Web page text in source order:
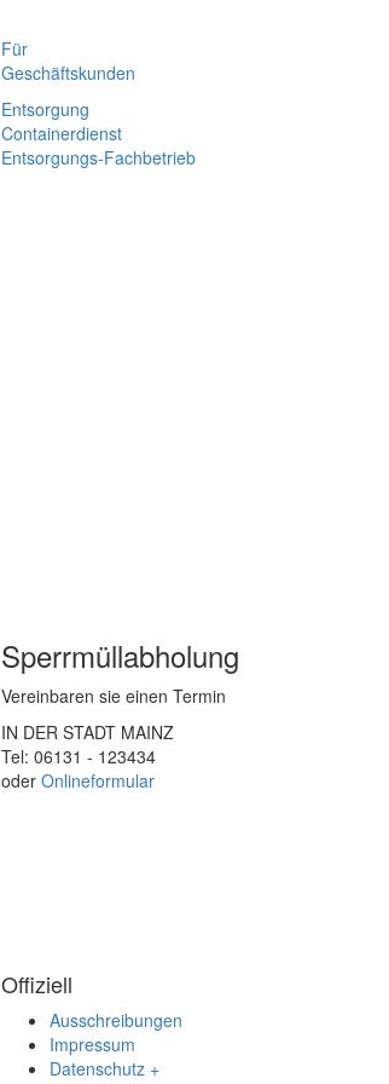
Für
Geschäfts­kunden
Entsorgung
Containerdienst
Entsorgungs-Fachbetrieb
Sperrmüllabholung
Vereinbaren sie einen Termin
IN DER STADT MAINZ
Tel: 06131 - 123434
oder Onlineformular
Offiziell
Ausschreibungen
Impressum
Datenschutz +